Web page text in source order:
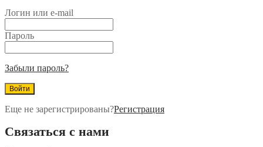
Логин или e-mail
Пароль
Забыли пароль?
Еще не зарегистрированы?Регистрация
Связаться с нами